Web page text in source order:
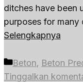
ditches have been
purposes for
Selengkapnya
Kategori
Beton, Beton
Tinggalkan